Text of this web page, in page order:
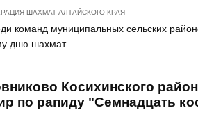
ШАХМАТ АЛТАЙСКОГО КРАЯ
команд муниципальных сельских
дню шахмат
Косихинского
по рапиду "Семнадцать